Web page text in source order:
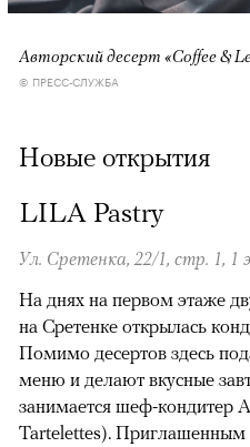
Авторский десерт «Coffee &
© ПРЕСС-СЛУЖБА
Новые открытия
LILA Pastry
Ул. Сретенка, 22/1, стр. 1,
На днях на первом этаже
на Сретенке открылась
Помимо десертов здесь
меню и делают вкусные
занимается шеф-кондитер
Tartelettes).